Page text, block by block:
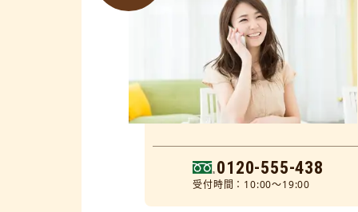
0120-555-438
受付時間：10:00～19:00